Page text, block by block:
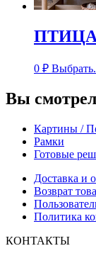
0 ₽
Вы
Картины /
Рамки
Готовые
Доставка и
Возврат
Политика
КОНТАКТЫ